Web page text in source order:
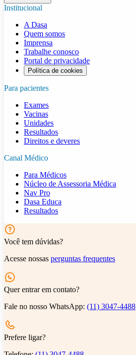
Institucional
A Dasa
Quem somos
Imprensa
Trabalhe conosco
Portal de privacidade
Política de cookies
Para pacientes
Exames
Vacinas
Unidades
Resultados
Direitos e deveres
Canal Médico
Para Médicos
Núcleo de Assessoria Médica
Nav Pro
Dasa Educa
Resultados
Você tem dúvidas?
Acesse nossas perguntas frequentes
Quer entrar em contato?
Fale no nosso WhatsApp: (11) 3047-4488
Prefere ligar?